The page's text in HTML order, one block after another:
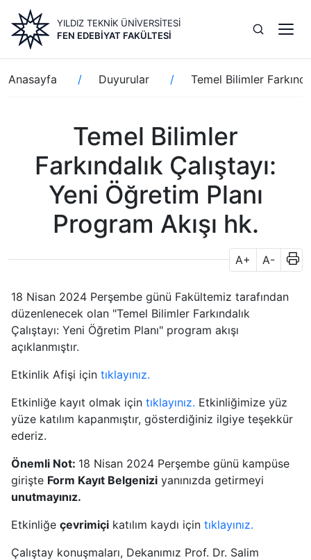
içeriğe
atla
YILDIZ TEKNİK ÜNİVERSİTESİ
FEN EDEBIYAT FAKÜLTESI
Sayfa
yolu
Anasayfa Duyurular Temel Bilimler
Temel Bilimler
Farkındalık Çalıştayı:
Yeni Öğretim Planı
Program Akışı hk.
A+ A-
18 Nisan 2024 Perşembe günü Fakültemiz tarafından
düzenlenecek olan "Temel Bilimler Farkındalık
Çalıştayı: Yeni Öğretim Planı" program akışı
açıklanmıştır.
Etkinlik Afişi için tıklayınız.
Etkinliğe kayıt olmak için tıklayınız. Etkinliğimize yüz
yüze katılım kapanmıştır, gösterdiğiniz ilgiye teşekkür
ederiz.
Önemli Not: 18 Nisan 2024 Perşembe günü kampüse
girişte Form Kayıt Belgenizi yanınızda getirmeyi
unutmayınız.
Etkinliğe çevrimiçi katılım kaydı için tıklayınız.
Çalıştay konuşmaları, Dekanımız Prof. Dr. Salim